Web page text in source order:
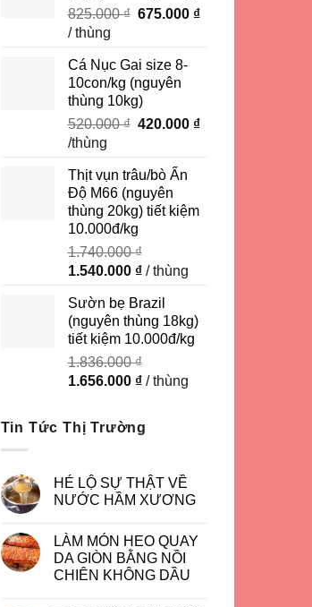
825.000₫ Giá
825.000 ₫.
675.000 ₫Giá
/ thùng
Cá Nục Gai size 8-
10con/kg (nguyên
thùng 10kg)
520.000₫ Giá
520.000 ₫.
420.000 ₫Giá
/thùng
Thịt vụn trâu/bò Ấn
Độ M66 (nguyên
thùng 20kg) tiết kiệm
10.000đ/kg
1.740.000₫
Giá
là:
1.740.000 ₫.
1.540.000 ₫Giá
tại
là:
1.540.000 ₫.
/ thùng
Sườn bẹ Brazil
(nguyên thùng 18kg)
tiết kiệm 10.000đ/kg
1.836.000₫
Giá
1.836.000 ₫.
1.656.000 ₫Giá
là:
/ thùng
Tin Tức Thị Trường
HÉ LỘ SỰ THẬT VỀ
NƯỚC HẦM XƯƠNG
LÀM MÓN HEO QUAY
DA GIÒN BẰNG NỒI
CHIÊN KHÔNG DẦU